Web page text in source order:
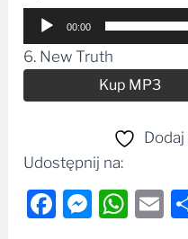
Odtwarzacz
plików
dźwiękowych
00:00
6. New Truth
Kup MP3
Udostępnij na:
Facebook